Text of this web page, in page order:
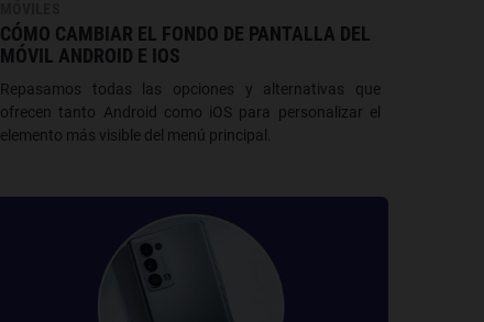
CÓMO CAMBIAR EL FONDO DE PANTALLA DEL
MÓVIL ANDROID E IOS
Repasamos todas las opciones y alternativas que
ofrecen tanto Android como iOS para personalizar el
elemento más visible del menú principal.